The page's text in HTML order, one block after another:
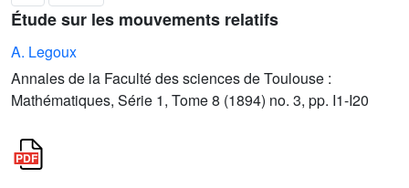
Étude sur les mouvements relatifs
A. Legoux
Annales de la Faculté des sciences de Toulouse :
Mathématiques, Série 1, Tome 8 (1894) no. 3, pp. I1-I20